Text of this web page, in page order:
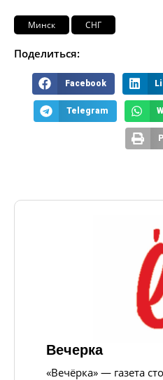
Минск СНГ
Поделиться:
Facebook
Telegram
Вечерка
«Вечёрка» — газета